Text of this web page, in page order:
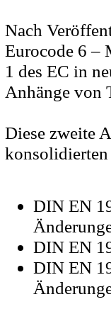
Nach
Eurocode 6 –
1 des EC in
Anhänge von
Diese zweite
DIN EN
DIN EN
DIN EN